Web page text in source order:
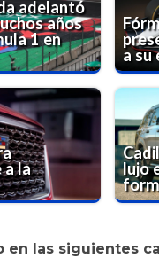
adelantó
años
1 en
a su
la
lujo
en las siguientes